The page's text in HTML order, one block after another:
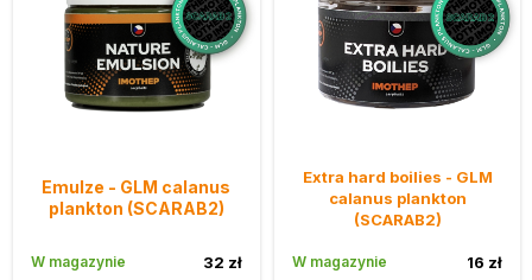
Emulze - GLM calanus
plankton (SCARAB2)
32 zł
W magazynie
Extra hard boilies - GLM
calanus plankton
(SCARAB2)
16 zł
W magazynie